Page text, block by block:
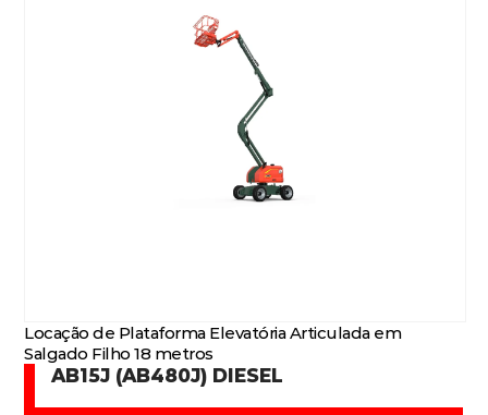
Locação de Plataforma Elevatória Articulada em
Salgado Filho 18 metros
AB15J (AB480J) DIESEL